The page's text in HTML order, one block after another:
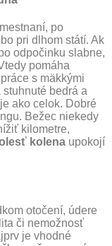
po
pri dlhom státí. Ak
odpočinku slabne,
pomáha
s mäkkými
bedrá a
ako celok. Dobré
Bežec niekedy
kilometre,
kolena upokojí
otočení, údere
či nemožnosť
je vhodné